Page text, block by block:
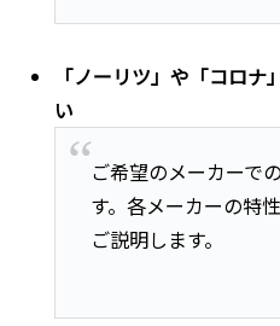
「ノーリツ」や「コロ
い
ご希望のメーカーで
す。各メーカーの特
ご説明します。